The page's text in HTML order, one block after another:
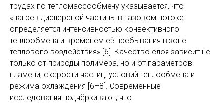
трудах по тепломассообмену указывается, что
«нагрев дисперсной частицы в газовом потоке
определяется интенсивностью конвективного
теплообмена и временем её пребывания в зоне
теплового воздействия» [6]. Качество слоя зависит не
только от природы полимера, но и от параметров
пламени, скорости частиц, условий теплообмена и
режима охлаждения [6–8]. Современные
исследования подчёркивают, что